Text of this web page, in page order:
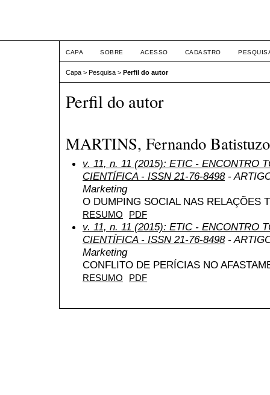
CAPA SOBRE ACESSO CADASTRO
Capa > Pesquisa > Perfil do autor
Perfil do autor
MARTINS, Fernando
v. 11, n. 11 (2015): ETIC - ENCONTRO
CIENTÍFICA - ISSN 21-76-8498-
Marketing
O DUMPING SOCIAL NAS RELAÇÕES
RESUMO PDF
v. 11, n. 11 (2015): ETIC - ENCONTRO
CIENTÍFICA - ISSN 21-76-8498-
Marketing
CONFLITO DE PERÍCIAS NO
RESUMO PDF